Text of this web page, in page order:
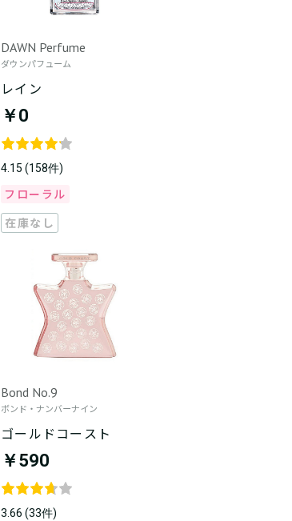
DAWN Perfume
ダウンパフューム
レイン
￥0
4.15 (158件)
フローラル
在庫なし
Bond No.9
ボンド・ナンバーナイン
ゴールドコースト
￥590
3.66 (33件)